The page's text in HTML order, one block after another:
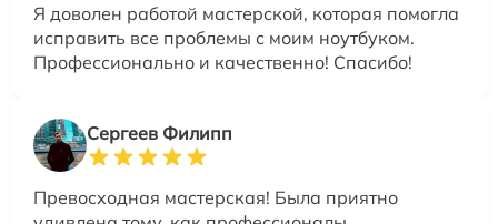
Я доволен работой мастерской, которая помогла
исправить все проблемы с моим ноутбуком.
Профессионально и качественно! Спасибо!
Сергеев Филипп
Превосходная мастерская! Была приятно